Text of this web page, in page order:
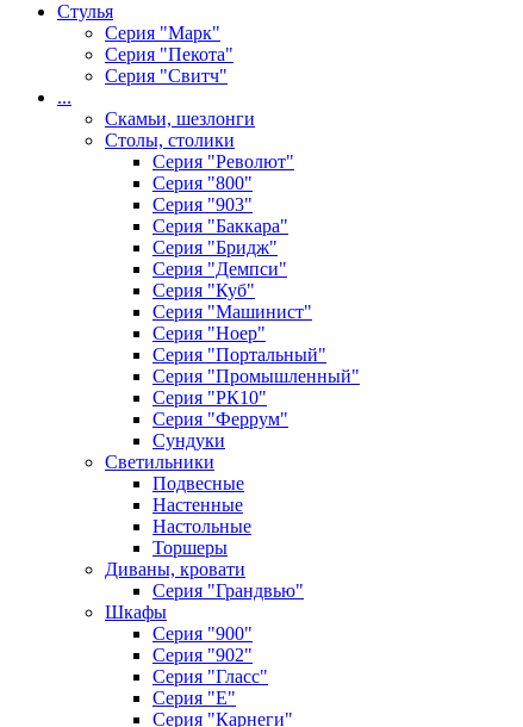
Стулья
Серия "Марк"
Серия "Пекота"
Серия "Свитч"
...
Скамьи, шезлонги
Столы, столики
Серия "Револют"
Серия "800"
Серия "903"
Серия "Баккара"
Серия "Бридж"
Серия "Демпси"
Серия "Куб"
Серия "Машинист"
Серия "Ноер"
Серия "Портальный"
Серия "Промышленный"
Серия "РК10"
Серия "Феррум"
Сундуки
Светильники
Подвесные
Настенные
Настольные
Торшеры
Диваны, кровати
Серия "Грандвью"
Шкафы
Серия "900"
Серия "902"
Серия "Гласс"
Серия "Е"
Серия "Карнеги"